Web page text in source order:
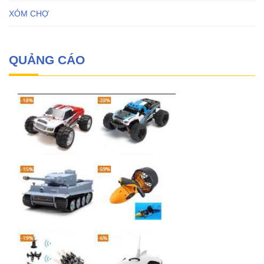
XÓM CHỢ
QUẢNG CÁO